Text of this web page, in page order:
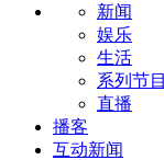
新闻
娱乐
生活
系列节目
直播
播客
互动新闻